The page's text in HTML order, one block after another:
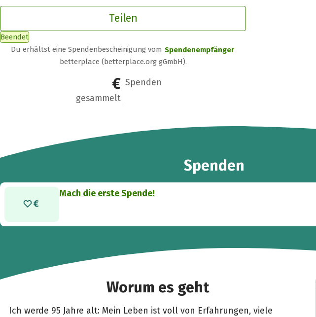
Teilen
Beendet
Du erhältst eine Spendenbescheinigung vom Spendenempfänger
betterplace (betterplace.org gGmbH).
0 €
gesammelt
0
Spenden
Spenden
Mach die erste Spende!
Worum es geht
Ich werde 95 Jahre alt: Mein Leben ist voll von Erfahrungen, viele